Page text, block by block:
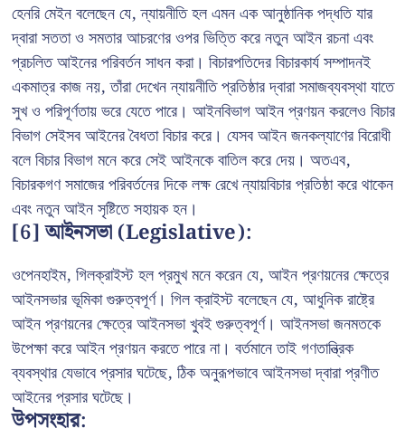
হেনরি মেইন বলেছেন যে, ন্যায়নীতি হল এমন এক আনুষ্ঠানিক পদ্ধতি যার
দ্বারা সততা ও সমতার আচরণের ওপর ভিত্তি করে নতুন আইন রচনা এবং
প্রচলিত আইনের পরিবর্তন সাধন করা। বিচারপতিদের বিচারকার্য সম্পাদনই
একমাত্র কাজ নয়, তাঁরা দেখেন ন্যায়নীতি প্রতিষ্ঠার দ্বারা সমাজব্যবস্থা যাতে
সুখ ও পরিপূর্ণতায় ভরে যেতে পারে। আইনবিভাগ আইন প্রণয়ন করলেও বিচার
বিভাগ সেইসব আইনের বৈধতা বিচার করে। যেসব আইন জনকল্যাণের বিরোধী
বলে বিচার বিভাগ মনে করে সেই আইনকে বাতিল করে দেয়। অতএব,
বিচারকগণ সমাজের পরিবর্তনের দিকে লক্ষ রেখে ন্যায়বিচার প্রতিষ্ঠা করে থাকেন
এবং নতুন আইন সৃষ্টিতে সহায়ক হন।
[6] আইনসভা (Legislative):
ওপেনহাইম, গিলক্রাইস্ট হল প্রমুখ মনে করেন যে, আইন প্রণয়নের ক্ষেত্রে
আইনসভার ভূমিকা গুরুত্বপূর্ণ। গিল ক্রাইস্ট বলেছেন যে, আধুনিক রাষ্ট্রে
আইন প্রণয়নের ক্ষেত্রে আইনসভা খুবই গুরুত্বপূর্ণ। আইনসভা জনমতকে
উপেক্ষা করে আইন প্রণয়ন করতে পারে না। বর্তমানে তাই গণতান্ত্রিক
ব্যবস্থার যেভাবে প্রসার ঘটেছে, ঠিক অনুরূপভাবে আইনসভা দ্বারা প্রণীত
আইনের প্রসার ঘটেছে।
উপসংহার: